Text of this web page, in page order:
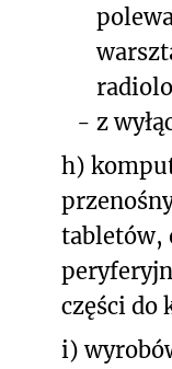
- z
h)
tabletów,
części do
i)